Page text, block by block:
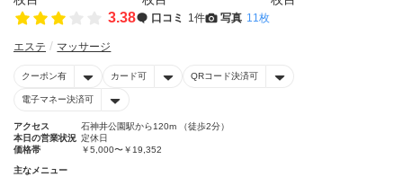
3.38 口コミ 1件 写真 11枚
エステ マッサージ
クーポン有 カード可 QRコード決済可
電子マネー決済可
アクセス
石神井公園駅から120m （徒歩2分）
本日の営業状況 定休日
価格帯
￥5,000〜￥19,352
主なメニュー